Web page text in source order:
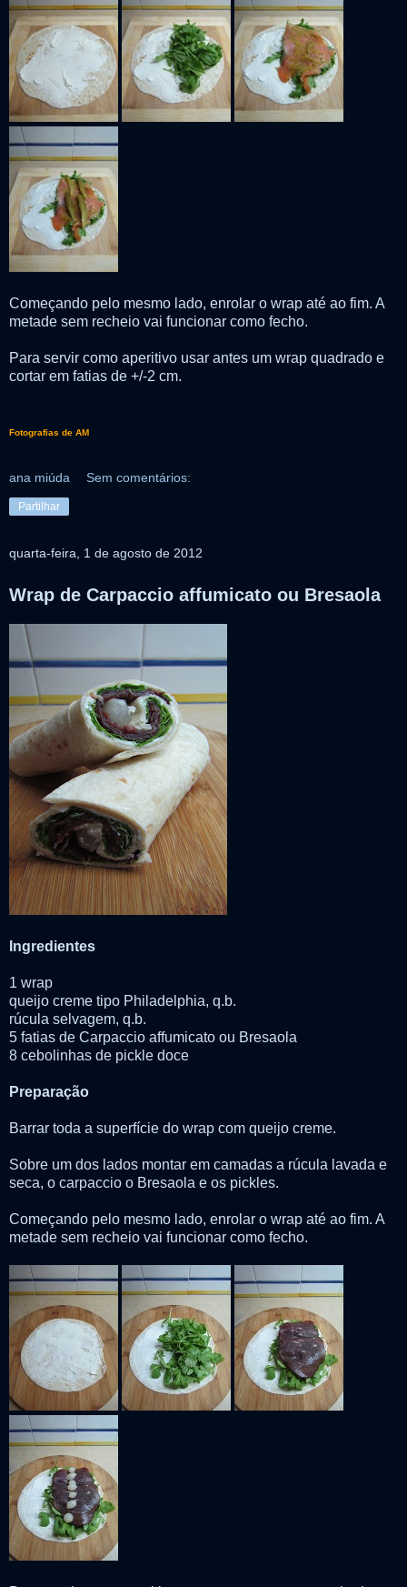
Começando pelo mesmo lado, enrolar o wrap até ao fim. A
metade sem recheio vai funcionar como fecho.
Para servir como aperitivo usar antes um wrap quadrado e
cortar em fatias de +/-2 cm.
Fotografias de AM
ana miúda Sem comentários:
Partilhar
quarta-feira, 1 de agosto de 2012
Wrap de Carpaccio affumicato ou Bresaola
Ingredientes
1 wrap
queijo creme tipo Philadelphia, q.b.
rúcula selvagem, q.b.
5 fatias de Carpaccio affumicato ou Bresaola
8 cebolinhas de pickle doce
Preparação
Barrar toda a superfície do wrap com queijo creme.
Sobre um dos lados montar em camadas a rúcula lavada e
seca, o carpaccio o Bresaola e os pickles.
Começando pelo mesmo lado, enrolar o wrap até ao fim. A
metade sem recheio vai funcionar como fecho.